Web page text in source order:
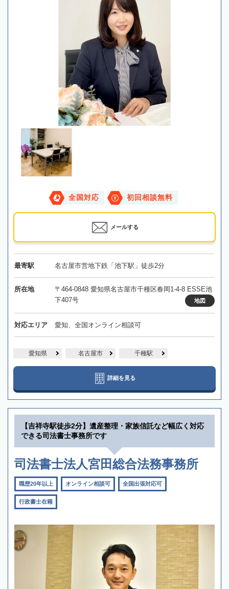
全国対応 初回相談無料
メールする
最寄駅 名古屋市営地下鉄「池下駅」徒歩2分
所在地
〒464-0848 愛知県名古屋市千種区春岡1-4-8 ESSE池
下407号
地図
対応エリア 愛知、全国オンライン相談可
愛知県 名古屋市 千種駅
詳細を見る
【吉祥寺駅徒歩2分】遺産整理・家族信託など幅広く対応
できる司法書士事務所です
司法書士法人宮田総合法務事務所
職歴20年以上 オンライン相談可 全国出張対応可
行政書士在籍